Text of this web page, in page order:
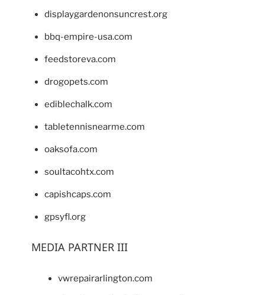
displaygardenonsuncrest.org
bbq-empire-usa.com
feedstoreva.com
drogopets.com
ediblechalk.com
tabletennisnearme.com
oaksofa.com
soultacohtx.com
capishcaps.com
gpsyfl.org
MEDIA PARTNER III
vwrepairarlington.com